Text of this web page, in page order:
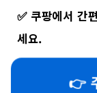
✅ 쿠팡에서 간
세요.
👉